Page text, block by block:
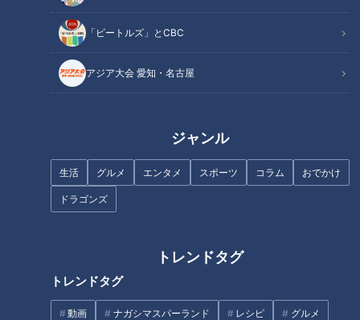
「ビートルズ」とCBC
アジア大会 愛知・名古屋
ジャンル
生活 グルメ エンタメ スポーツ コラム おでかけ
ドラゴンズ
トレンドタグ
トレンドタグ
動画 ナガシマスパーランド レシピ グルメ
【ジブリパーク】みんなが見た
い！青春の丘＆どんどこ森を徹
底紹介！【花咲かタイムズ】
ディズニーマニアが夏におすす
め！映画『あの夏のルカ』
実物大のゾウの像、希少サルの
引越し…愛知県のアニマルニュ